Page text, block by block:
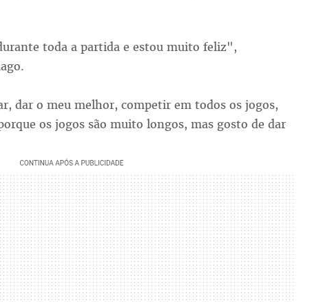
toda a partida e estou muito feliz",
dar o meu melhor, competir em todos os jogos,
os jogos são muito longos, mas gosto de dar